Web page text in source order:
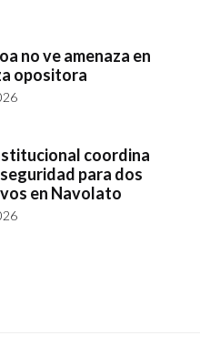
no ve amenaza en
opositora
coordina
para dos
en Navolato